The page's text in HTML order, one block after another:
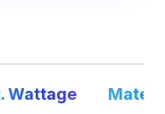
Wattage Maten